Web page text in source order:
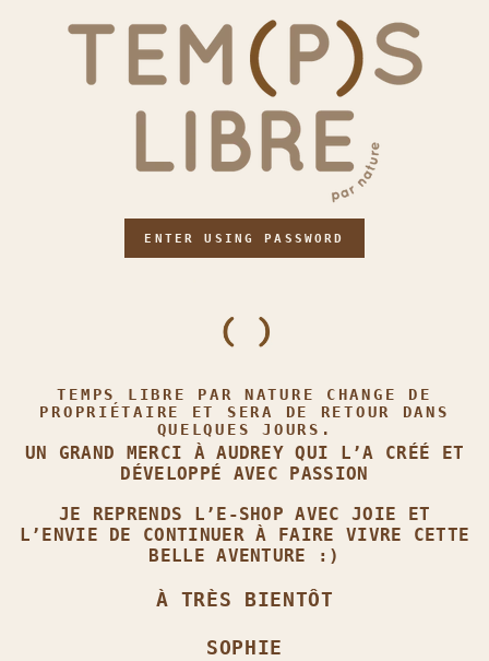
ENTER USING PASSWORD
TEMPS LIBRE PAR NATURE CHANGE DE
PROPRIÉTAIRE ET SERA DE RETOUR DANS
QUELQUES JOURS.
UN GRAND MERCI À AUDREY QUI L’A CRÉÉ ET
DÉVELOPPÉ AVEC PASSION
JE REPRENDS L’E‑SHOP AVEC JOIE ET
L’ENVIE DE CONTINUER À FAIRE VIVRE CETTE
BELLE AVENTURE :)
À TRÈS BIENTÔT
SOPHIE